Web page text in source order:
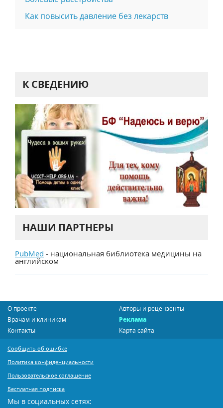
Как повысить давление без лекарств
К СВЕДЕНИЮ
НАШИ ПАРТНЕРЫ
PubMed - национальная библиотека медицины на
английском
О проекте
Авторы и рецензенты
Врачам и клиникам
Реклама
Контакты
Карта сайта
Сообщить об ошибке
Политика конфиденциальности
Пользовательское соглашение
Бесплатная подписка
Мы в социальных сетях: